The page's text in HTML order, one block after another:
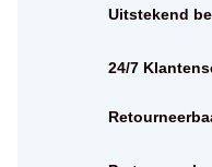
Uitstekend
24/7